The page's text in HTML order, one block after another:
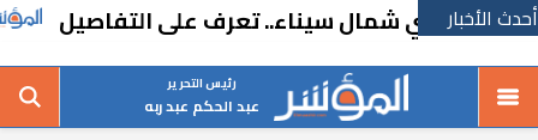
أحدث الأخبارشمال سيناء.. تعرف على التفاصيل
رئيس التحرير
عبد الحكم عبد ربه